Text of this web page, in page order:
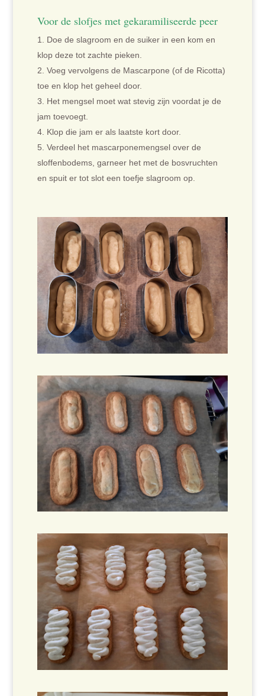
Voor de slofjes met gekaramiliseerde peer
Doe de slagroom en de suiker in een kom en
klop deze tot zachte pieken.
Voeg vervolgens de Mascarpone (of de Ricotta)
toe en klop het geheel door.
Het mengsel moet wat stevig zijn voordat je de
jam toevoegt.
Klop die jam er als laatste kort door.
Verdeel het mascarponemengsel over de
sloffenbodems, garneer het met de bosvruchten
en spuit er tot slot een toefje slagroom op.